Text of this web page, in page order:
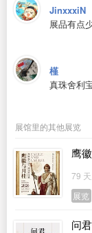
JinxxxiN
展品有点
槿
真珠舍利
展馆里的其他展览
鹰
79
展览
问